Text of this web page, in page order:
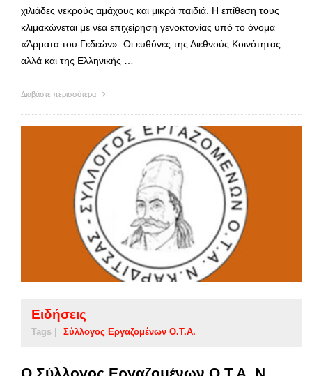
χιλιάδες νεκρούς αμάχους και μικρά παιδιά. Η επίθεση τους
κλιμακώνεται με νέα επιχείρηση γενοκτονίας υπό το όνομα
«Άρματα του Γεδεών». Οι ευθύνες της Διεθνούς Κοινότητας
αλλά και της Ελληνικής …
Διαβάστε περισσότερα
Ειδήσεις
Tags | Σύλλογος Εργαζομένων Ο.Τ.Α.
Ο Σύλλογος Εργαζομένων Ο.Τ.Α. Ν.